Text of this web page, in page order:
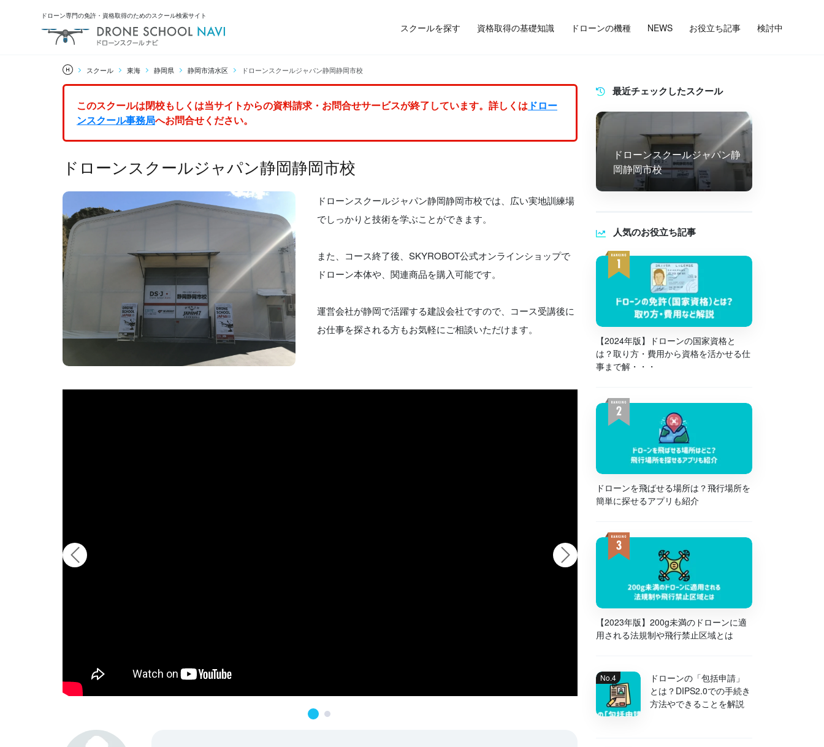
ドローン専門の免許・資格取得のためのスクール検索サイト
スクールを探す 資格取得の基礎知識 ドローンの機種 NEWS お役立ち記事 検討中
スクール 東海 静岡県 静岡市清水区 ドローンスクールジャパン静岡静岡市校
このスクールは閉校もしくは当サイトからの資料請求・お問合せサービスが終了しています。詳しくは ドロー
ンスクール事務局へお問合せください。
ドローンスクールジャパン静岡静岡市校
ドローンスクールジャパン静岡静岡市校では、広い実地訓練場
でしっかりと技術を学ぶことができます。
また、コース終了後、SKYROBOT公式オンラインショップで
ドローン本体や、関連商品を購入可能です。
運営会社が静岡で活躍する建設会社ですので、コース受講後に
お仕事を探される方もお気軽にご相談いただけます。
最近チェックしたスクール
ドローンスクールジャパン静
岡静岡市校
人気のお役立ち記事
【2024年版】ドローンの国家資格と
は？取り方・費用から資格を活かせる仕
事まで解・・・
ドローンを飛ばせる場所は？飛行場所を
簡単に探せるアプリも紹介
【2023年版】200g未満のドローンに適
用される法規制や飛行禁止区域とは
ドローンの「包括申請」
とは？DIPS2.0での手続き
方法やできることを解説